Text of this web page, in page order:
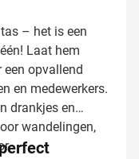
– het is een
Laat hem
een opvallend
en medewerkers.
drankjes en
wandelingen,